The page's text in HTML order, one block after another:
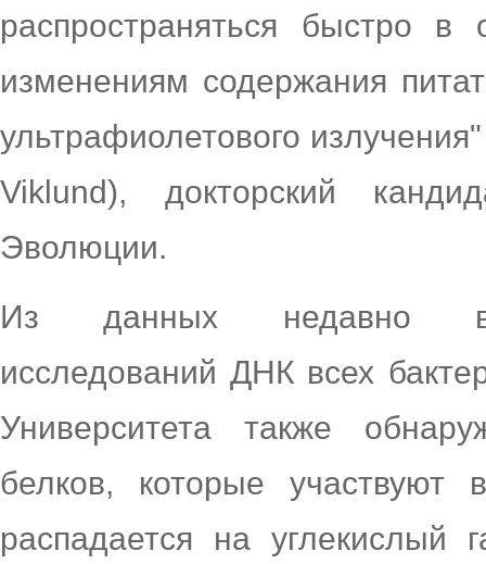
распространяться быстро
изменениям содержания
ультрафиолетового
Viklund), докторский
Эволюции.
Из данных недавно
исследований ДНК всех
Университета также
белков, которые участвуют
распадается на углекислый